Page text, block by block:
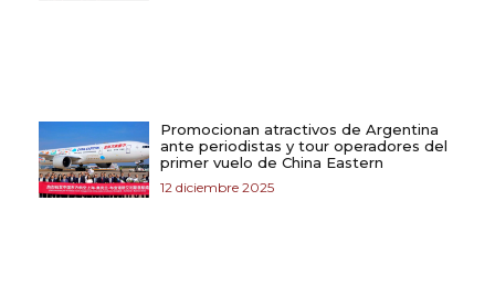
Promocionan atractivos de Argentina
ante periodistas y tour operadores del
primer vuelo de China Eastern
12 diciembre 2025